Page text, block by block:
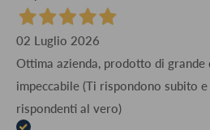
02 Luglio 2026
Ottima azienda, prodotto di
impeccabile (Ti rispondono subito
rispondenti al vero)